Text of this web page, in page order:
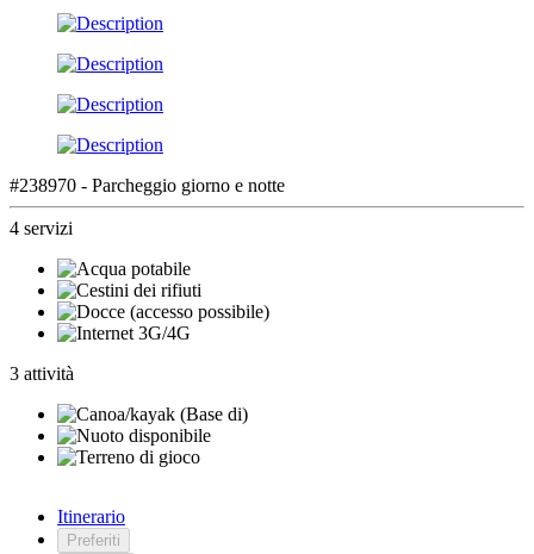
#238970 - Parcheggio giorno e notte
4 servizi
3 attività
Itinerario
Preferiti